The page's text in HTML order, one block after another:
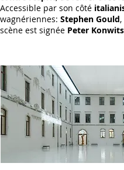
Accessible par son côté
wagnériennes: Stephen Gould,
scène est signée Peter